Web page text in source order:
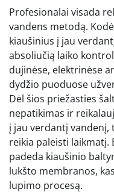
Profesionalai visada
vandens metodą.
kiaušinius į jau
absoliučią laiko
dujinėse, elektrinėse
dydžio puoduose
Dėl šios priežasties
nepatikimas ir
į jau verdantį vandenį,
reikia paleisti laikmatį.
padeda kiaušinio
lukšto membranos,
lupimo procesą.